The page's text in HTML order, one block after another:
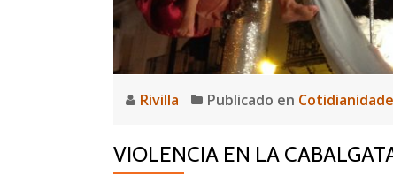
Rivilla Publicado en
VIOLENCIA EN LA